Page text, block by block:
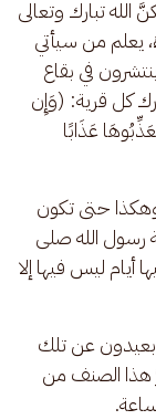
الله تبارك وتعالى
يعلم من سيأتي
في بقاع
كل قرية: (وَإِن
عَذَابًا
وهكذا حتى تكون
رسول الله صلى
أيام ليس فيها إلا
بعيدون عن تلك
هذا الصنف من